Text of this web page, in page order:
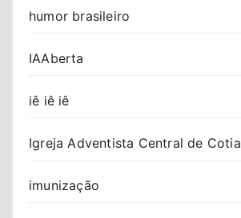
humor brasileiro
IAAberta
iê iê iê
Igreja Adventista Central de Cotia
imunização